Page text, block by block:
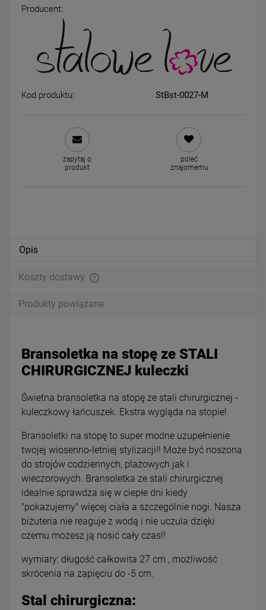
CHIRURGICZNA splot 0,3 cm
powiadom o dostępności
kółko klasyk kuleczki
Producent:
Kod produktu: StBst-0027-M
zapytaj o
produkt
poleć
znajomemu
Opis
Koszty dostawy
Produkty powiązane
Bransoletka na stopę ze STALI
CHIRURGICZNEJ kuleczki
Świetna bransoletka na stopę ze stali chirurgicznej -
kuleczkowy łańcuszek. Ekstra wygląda na stopie!
Bransoletki na stopę to super modne uzupełnienie
twojej wiosenno-letniej stylizacji!! Może być noszona
do strojów codziennych, plażowych jak i
wieczorowych. Bransoletka ze stali chirurgicznej
idealnie sprawdza się w ciepłe dni kiedy
"pokazujemy" więcej ciała a szczególnie nogi. Nasza
biżuteria nie reaguje z wodą i nie uczula dzięki
czemu możesz ją nosić cały czas!!
wymiary: długość całkowita 27 cm., możliwość
skrócenia na zapięciu do -5 cm.
Stal chirurgiczna: